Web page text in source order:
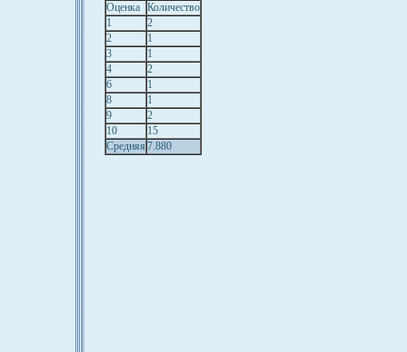
Оценка Количество
1
2
2
1
3
1
4
2
6
1
8
1
9
2
10
15
Средняя 7.880